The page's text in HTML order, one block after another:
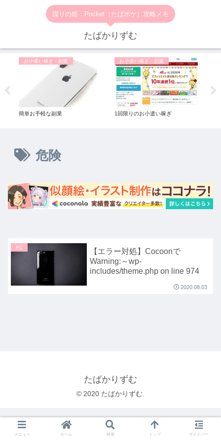
謀りの姫：Pocket（たばポケ）攻略メモ
たばかりずむ
お小遣い稼ぎ・副業
簡単お手軽な副業
お小遣い稼ぎ・副業
1回限りのお小遣い稼ぎ
危険
PC
【エラー対処】Cocoonで
Warning:～wp-
includes/theme.php on line 974
2020.08.03
たばかりずむ
© 2020 たばかりずむ.
メニュー ホーム 検索 トップ サイドバー